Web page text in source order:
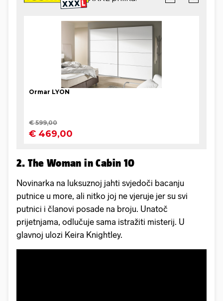
2. The Woman in Cabin 10
Novinarka na luksuznoj jahti svjedoči bacanju
putnice u more, ali nitko joj ne vjeruje jer su svi
putnici i članovi posade na broju. Unatoč
prijetnjama, odlučuje sama istražiti misterij. U
glavnoj ulozi Keira Knightley.